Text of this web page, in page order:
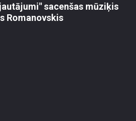
sacenšas mūziķis
Romanovskis